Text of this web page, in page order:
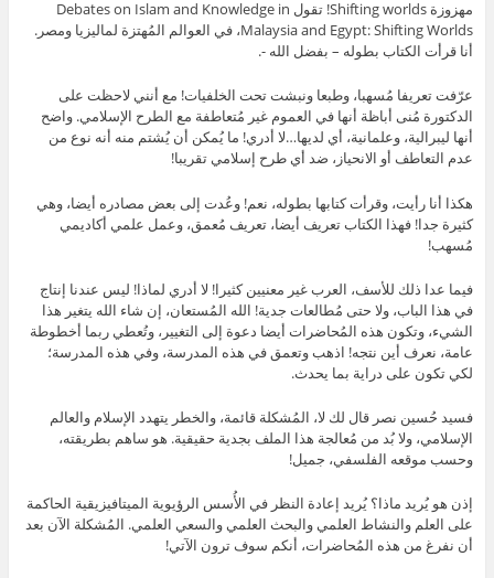
مهزوزة Shifting worlds! تقول Debates on Islam and Knowledge in
Malaysia and Egypt: Shifting Worlds، في العوالم المُهتزة لماليزيا ومصر.
أنا قرأت الكتاب بطوله – بفضل الله -.
عرّفت تعريفا مُسهبا، وطبعا ونبشت تحت الخلفيات! مع أنني لاحظت على
الدكتورة مُنى أباظة أنها في العموم غير مُتعاطفة مع الطرح الإسلامي. واضح
أنها ليبرالية، وعلمانية، أي لديها…لا أدري! ما يُمكن أن يُشتم منه أنه نوع من
عدم التعاطف أو الانحياز، ضد أي طرح إسلامي تقريبا!
هكذا أنا رأيت، وقرأت كتابها بطوله، نعم! وعُدت إلى بعض مصادره أيضا، وهي
كثيرة جدا! فهذا الكتاب تعريف أيضا، تعريف مُعمق، وعمل علمي أكاديمي
مُسهب!
فيما عدا ذلك للأسف، العرب غير معنيين كثيرا! لا أدري لماذا! ليس عندنا إنتاج
في هذا الباب، ولا حتى مُطالعات جدية! الله المُستعان، إن شاء الله يتغير هذا
الشيء، وتكون هذه المُحاضرات أيضا دعوة إلى التغيير، وتُعطي ربما أخطوطة
عامة، نعرف أين نتجه! اذهب وتعمق في هذه المدرسة، وفي هذه المدرسة؛
لكي تكون على دراية بما يحدث.
فسيد حُسين نصر قال لك لا، المُشكلة قائمة، والخطر يتهدد الإسلام والعالم
الإسلامي، ولا بُد من مُعالجة هذا الملف بجدية حقيقية. هو ساهم بطريقته،
وحسب موقعه الفلسفي، جميل!
إذن هو يُريد ماذا؟ يُريد إعادة النظر في الأُسس الرؤيوية الميتافيزيقية الحاكمة
على العلم والنشاط العلمي والبحث العلمي والسعي العلمي. المُشكلة الآن بعد
أن نفرغ من هذه المُحاضرات، أنكم سوف ترون الآتي!